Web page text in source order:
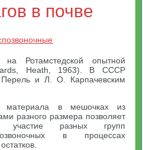
в почве
Ротамстедской опытной
Heath, 1963). В СССР
и Л. О. Карпачевским
материала в мешочках из
разного размера позволяет
участие разных групп
в процессах